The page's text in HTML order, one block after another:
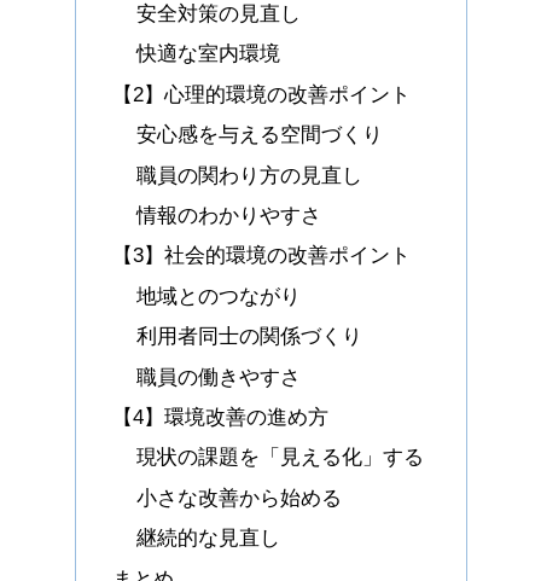
安全対策の見直し
快適な室内環境
【2】心理的環境の改善ポイント
安心感を与える空間づくり
職員の関わり方の見直し
情報のわかりやすさ
【3】社会的環境の改善ポイント
地域とのつながり
利用者同士の関係づくり
職員の働きやすさ
【4】環境改善の進め方
現状の課題を「見える化」する
小さな改善から始める
継続的な見直し